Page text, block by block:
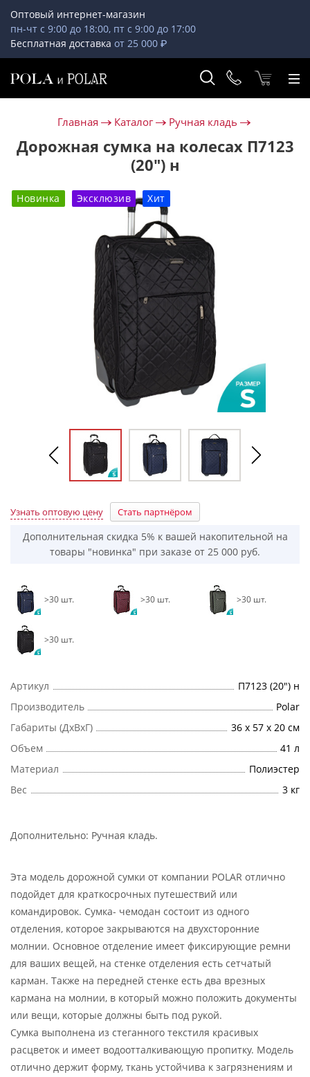
Оптовый интернет-магазин
пн-чт с 9:00 до 18:00, пт с 9:00 до 17:00
Бесплатная доставка от 25 000 ₽
Главная Каталог Ручная кладь
Дорожная сумка на колесах П7123
(20") н
Новинка Эксклюзив Хит
Узнать оптовую цену Стать партнёром
Дополнительная скидка 5% к вашей накопительной на
товары "новинка" при заказе от 25 000 руб.
>30 шт. >30 шт. >30 шт.
>30 шт.
Артикул
П7123 (20") н
Производитель
Polar
Габариты (ДхВхГ)
36 х 57 х 20 см
Объем
41 л
Материал
Полиэстер
Вес
3 кг
Дополнительно: Ручная кладь.
Эта модель дорожной сумки от компании POLAR отлично
подойдет для краткосрочных путешествий или
командировок. Сумка- чемодан состоит из одного
отделения, которое закрываются на двухсторонние
молнии. Основное отделение имеет фиксирующие ремни
для ваших вещей, на стенке отделения есть сетчатый
карман. Также на передней стенке есть два врезных
кармана на молнии, в который можно положить документы
или вещи, которые должны быть под рукой.
Сумка выполнена из стеганного текстиля красивых
расцветок и имеет водоотталкивающую пропитку. Модель
отлично держит форму, ткань устойчива к загрязнениям и